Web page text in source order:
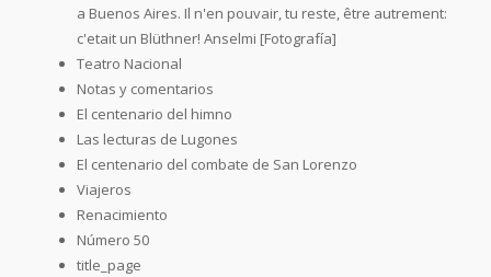
a Buenos Aires. Il n'en pouvair, tu reste, être autrement:
c'etait un Blüthner! Anselmi [Fotografía]
Teatro Nacional
Notas y comentarios
El centenario del himno
Las lecturas de Lugones
El centenario del combate de San Lorenzo
Viajeros
Renacimiento
Número 50
title_page